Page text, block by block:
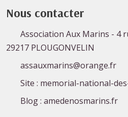
Nous contacter
Association Aux Marins - 4
29217 PLOUGONVELIN
assauxmarins@orange.fr
Site : memorial-national-
Blog : amedenosmarins.fr